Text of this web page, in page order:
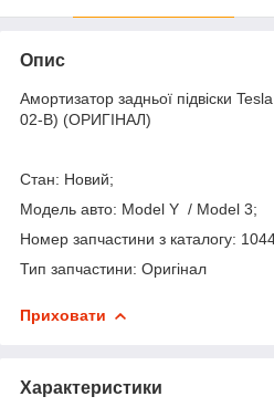
Опис
Амортизатор задньої підвіски
02-B) (ОРИГІНАЛ)
Стан: Новий;
Модель авто: Model Y / Model 3;
Номер запчастини з каталогу:
Тип запчастини: Оригінал
Приховати
Характеристики